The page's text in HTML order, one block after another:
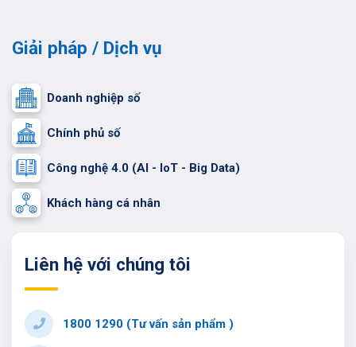
Giải pháp / Dịch vụ
Doanh nghiệp số
Chính phủ số
Công nghệ 4.0 (AI - IoT - Big Data)
Khách hàng cá nhân
Liên hệ với chúng tôi
1800 1290 (Tư vấn sản phẩm )